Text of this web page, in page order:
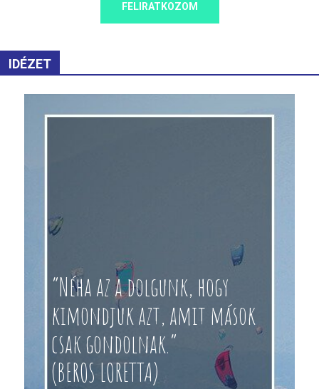
FELIRATKOZOM
IDÉZET
“Néha az a dolgunk, hogy
kimondjuk azt, amit mások
csak gondolnak.”
(BEROS LORETTA)